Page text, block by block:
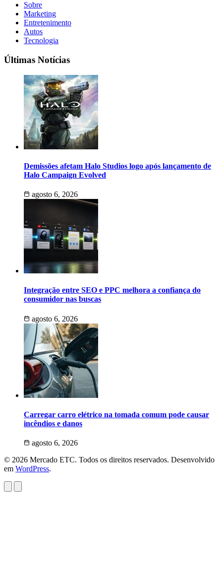
Sobre
Marketing
Entretenimento
Autos
Tecnologia
Últimas Notícias
Demissões afetam Halo Studios logo após lançamento de
Halo Campaign Evolved
agosto 6, 2026
Integração entre SEO e PPC melhora a confiança do
consumidor nas buscas
agosto 6, 2026
Carregar carro elétrico na tomada comum pode causar
incêndios e danos
agosto 6, 2026
© 2026 Mercado ETC. Todos os direitos reservados. Desenvolvido
em WordPress.